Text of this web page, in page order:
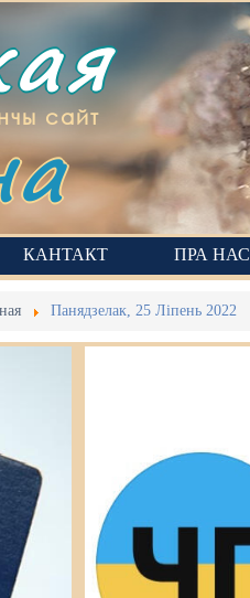
сайт
КАНТАКТ ПРА НАС
Панядзелак, 25 Ліпень 2022